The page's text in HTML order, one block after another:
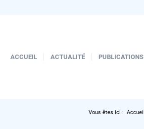
ACCUEIL ACTUALITÉ PUBLICATIONS
Vous êtes ici : Accueil